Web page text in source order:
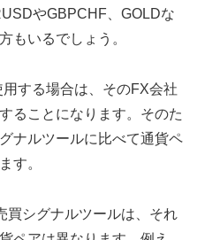
やGBPCHF GOLDな
もいるでしょう。
する場合は、そのFX会社
ることになります。そのた
ナルツールに比べて通貨ペ
す。
買シグナルツールは、それ